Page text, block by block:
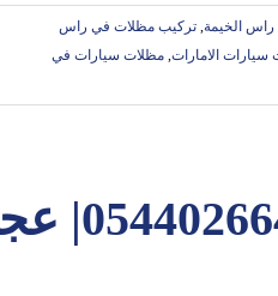
الخيمة, تركيب مظلات في راس
سيارات الامارات, مظلات سيارات في
بناء مظلات في